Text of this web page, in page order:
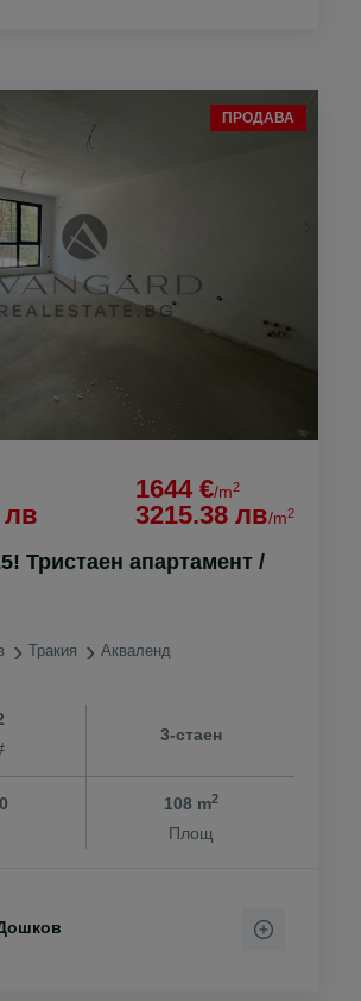
ПРОДАВА
лв
1644 €/m2
3215.38 лв/m2
Тристаен апартамент /
Тракия Акваленд
3-стаен
108 m2
Площ